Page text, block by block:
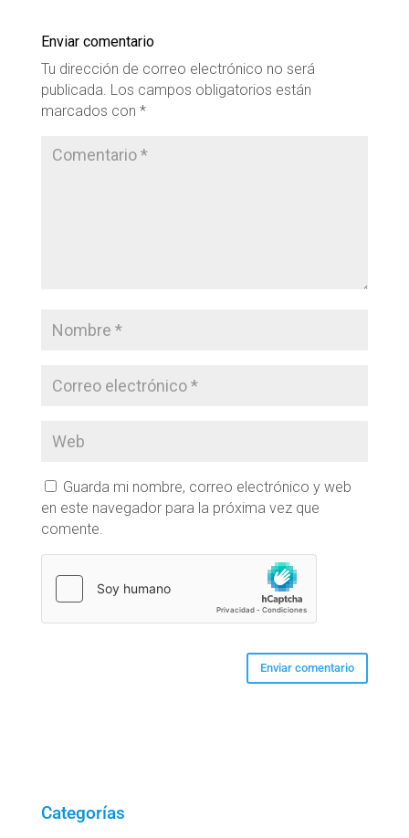
Enviar comentario
Tu dirección de correo electrónico no será
publicada. Los campos obligatorios están
marcados con *
Guarda mi nombre, correo electrónico y web
en este navegador para la próxima vez que
comente.
Categorías